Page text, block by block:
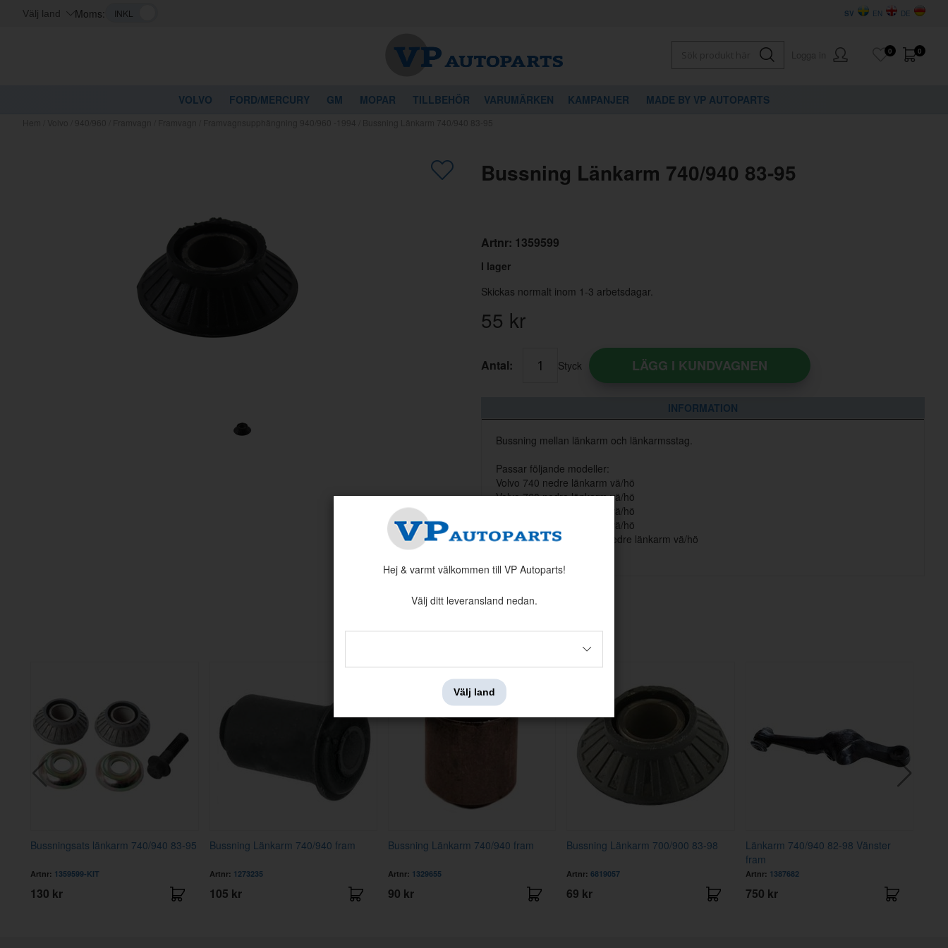
Välj land Moms: DE
EN
SV
0
0
VOLVO FORD/MERCURY GM MOPAR TILLBEHÖR VARUMÄRKEN KAMPANJER MADE BY VP AUTOPARTS
Kanske någon av dessa produkter kan intressera dig?
Bussning Länkarm 740/940 83-95
Artnr: 1359599
I lager
Skickas normalt inom 1-3 arbetsdagar.
55 kr
Antal: Styck LÄGG I KUNDVAGNEN
INFORMATION
Bussning mellan länkarm och länkarmsstag.
Passar följande modeller:
Volvo 740 nedre länkarm vä/hö
Volvo 760 nedre länkarm vä/hö
Volvo 940 nedre länkarm vä/hö
Volvo 960 nedre länkarm vä/hö
Volvo S/V90 1997~1998 nedre länkarm vä/hö
Bussningsats länkarm 740/940 83-95
Artnr: 1359599-KIT
130 kr
Bussning Länkarm 740/940 fram
Artnr: 1273235
105 kr
Bussning Länkarm 740/940 fram
Artnr: 1329655
90 kr
Bussning Länkarm 700/900 83-98
Artnr:6819057
69 kr
Länkarm 740/940 82-98 Vänster
fram
Artnr: 1387682
750 kr
Hej & varmt välkommen till VP Autoparts!
Välj ditt leveransland nedan.
Välj land